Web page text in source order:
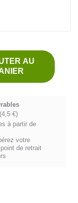
AU
€)
à partir de
votre
de retrait